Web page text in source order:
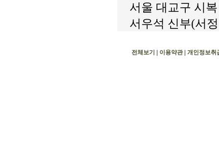
서울 대교구 시
서우석 신부(서
전체보기 이용약관| 개인정보취